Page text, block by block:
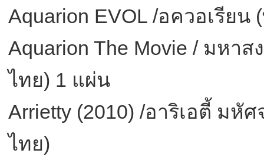
Aquarion EVOL /อควอเรีย
Aquarion The Movie / มหา
ไทย) 1 แผ่น
Arrietty (2010) /อาริเอตี้ ม
ไทย)